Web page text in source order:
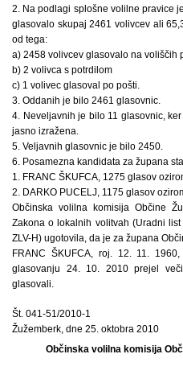
2. Na podlagi splošne volilne pravice
glasovalo skupaj 2461 volivcev ali
od tega:
a) 2458 volivcev glasovalo na voliščih
b) 2 volivca s potrdilom
c) 1 volivec glasoval po pošti.
3. Oddanih je bilo 2461 glasovnic.
4. Neveljavnih je bilo 11 glasovnic,
jasno izražena.
5. Veljavnih glasovnic je bilo 2450.
6. Posamezna kandidata za župana
1. FRANC ŠKUFCA, 1275 glasov
2. DARKO PUCELJ, 1175 glasov
Občinska volilna komisija Občine
Zakona o lokalnih volitvah (Uradni
ZLV-H) ugotovila, da je za župana
FRANC ŠKUFCA, roj. 12. 11.
glasovanju 24. 10. 2010 prejel
glasovali.
Št. 041-51/2010-1
Žužemberk, dne 25. oktobra 2010
Občinska volilna komisija